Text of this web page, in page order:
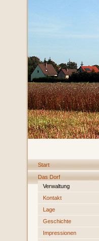
Start
Das Dorf
Verwaltung
Kontakt
Lage
Geschichte
Impressionen